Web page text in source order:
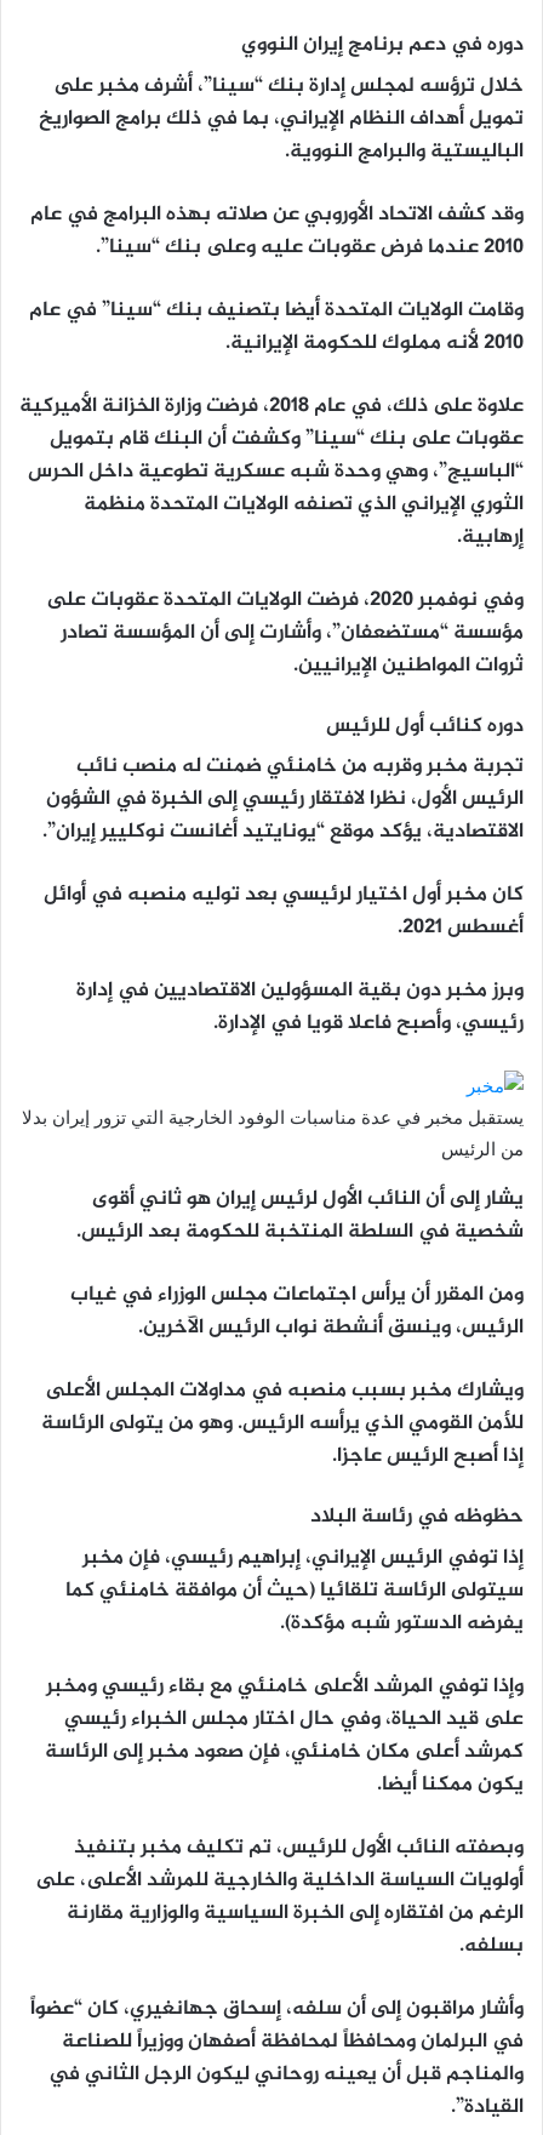
دوره في دعم برنامج إيران النووي
خلال ترؤسه لمجلس إدارة بنك “سينا”، أشرف مخبر على
تمويل أهداف النظام الإيراني، بما في ذلك برامج الصواريخ
الباليستية والبرامج النووية.
وقد كشف الاتحاد الأوروبي عن صلاته بهذه البرامج في عام
2010 عندما فرض عقوبات عليه وعلى بنك “سينا”.
وقامت الولايات المتحدة أيضا بتصنيف بنك “سينا” في عام
2010 لأنه مملوك للحكومة الإيرانية.
علاوة على ذلك، في عام 2018، فرضت وزارة الخزانة الأميركية
عقوبات على بنك “سينا” وكشفت أن البنك قام بتمويل
“الباسيج”، وهي وحدة شبه عسكرية تطوعية داخل الحرس
الثوري الإيراني الذي تصنفه الولايات المتحدة منظمة
إرهابية.
وفي نوفمبر 2020، فرضت الولايات المتحدة عقوبات على
مؤسسة “مستضعفان”، وأشارت إلى أن المؤسسة تصادر
ثروات المواطنين الإيرانيين.
دوره كنائب أول للرئيس
تجربة مخبر وقربه من خامنئي ضمنت له منصب نائب
الرئيس الأول، نظرا لافتقار رئيسي إلى الخبرة في الشؤون
الاقتصادية، يؤكد موقع “يونايتيد أغانست نوكليير إيران”.
كان مخبر أول اختيار لرئيسي بعد توليه منصبه في أوائل
أغسطس 2021.
وبرز مخبر دون بقية المسؤولين الاقتصاديين في إدارة
رئيسي، وأصبح فاعلا قويا في الإدارة.
يستقبل مخبر في عدة مناسبات الوفود الخارجية التي تزور إيران بدلا
من الرئيس
يشار إلى أن النائب الأول لرئيس إيران هو ثاني أقوى
شخصية في السلطة المنتخبة للحكومة بعد الرئيس.
ومن المقرر أن يرأس اجتماعات مجلس الوزراء في غياب
الرئيس، وينسق أنشطة نواب الرئيس الآخرين.
ويشارك مخبر بسبب منصبه في مداولات المجلس الأعلى
للأمن القومي الذي يرأسه الرئيس. وهو من يتولى الرئاسة
إذا أصبح الرئيس عاجزا.
حظوظه في رئاسة البلاد
إذا توفي الرئيس الإيراني، إبراهيم رئيسي، فإن مخبر
سيتولى الرئاسة تلقائيا (حيث أن موافقة خامنئي كما
يفرضه الدستور شبه مؤكدة).
وإذا توفي المرشد الأعلى خامنئي مع بقاء رئيسي ومخبر
على قيد الحياة، وفي حال اختار مجلس الخبراء رئيسي
كمرشد أعلى مكان خامنئي، فإن صعود مخبر إلى الرئاسة
يكون ممكنا أيضا.
وبصفته النائب الأول للرئيس، تم تكليف مخبر بتنفيذ
أولويات السياسة الداخلية والخارجية للمرشد الأعلى، على
الرغم من افتقاره إلى الخبرة السياسية والوزارية مقارنة
بسلفه.
وأشار مراقبون إلى أن سلفه، إسحاق جهانغيري، كان “عضواً
في البرلمان ومحافظاً لمحافظة أصفهان ووزيراً للصناعة
والمناجم قبل أن يعينه روحاني ليكون الرجل الثاني في
القيادة”.